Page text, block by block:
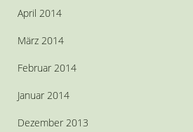
April 2014
März 2014
Februar 2014
Januar 2014
Dezember 2013